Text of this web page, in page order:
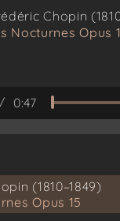
Chopin
Nocturnes Opus
/ 0:47
(1810–1849)
Opus 15